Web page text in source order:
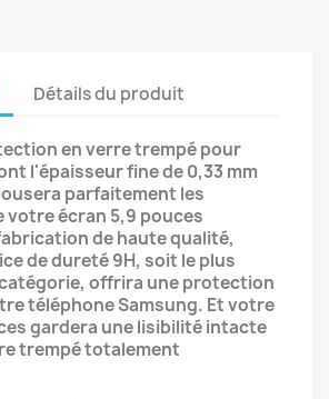
Détails du produit
en verre trempé pour
l'épaisseur fine de 0,33 mm
parfaitement les
votre écran 5,9 pouces
de haute qualité,
de dureté 9H, soit le plus
offrira une protection
téléphone Samsung. Et votre
gardera une lisibilité intacte
trempé totalement